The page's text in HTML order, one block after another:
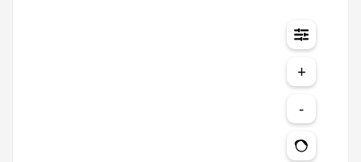
+
-